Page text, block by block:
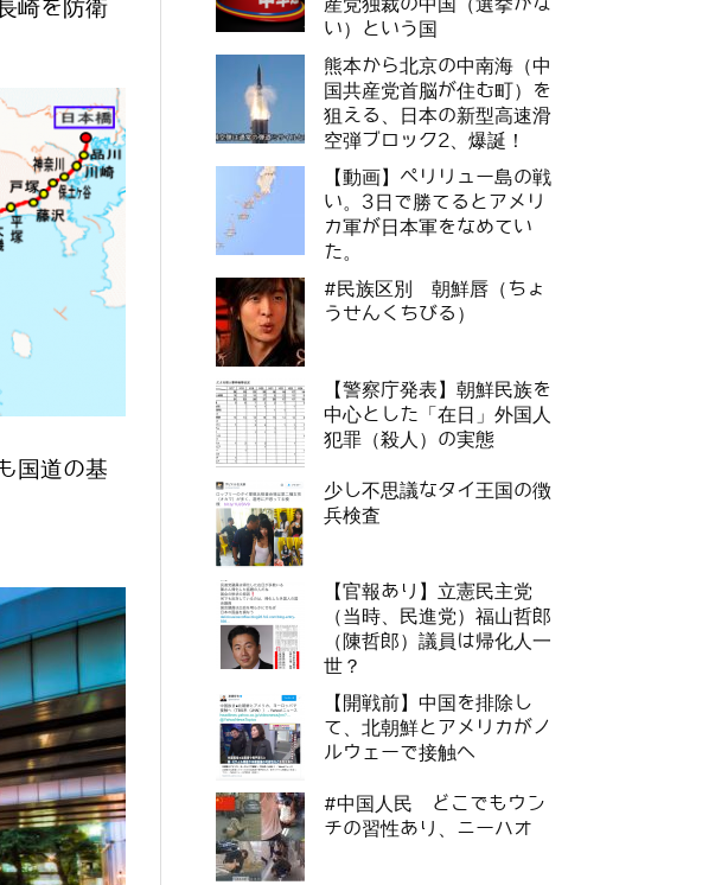
崎を防衛
国道の基
産党独裁の中国（選挙がな
い）という国
熊本から北京の中南海（中
国共産党首脳が住む町）を
狙える、日本の新型高速滑
空弾ブロック2、爆誕！
【動画】ペリリュー島の戦
い。3日で勝てるとアメリ
カ軍が日本軍をなめてい
た。
#民族区別 朝鮮唇（ちょ
うせんくちびる）
【警察庁発表】朝鮮民族を
中心とした「在日」外国人
犯罪（殺人）の実態
少し不思議なタイ王国の徴
兵検査
【官報あり】立憲民主党
（当時、民進党）福山哲郎
（陳哲郎）議員は帰化人一
世？
【開戦前】中国を排除し
て、北朝鮮とアメリカがノ
ルウェーで接触へ
#中国人民 どこでもウン
チの習性あり、ニーハオ